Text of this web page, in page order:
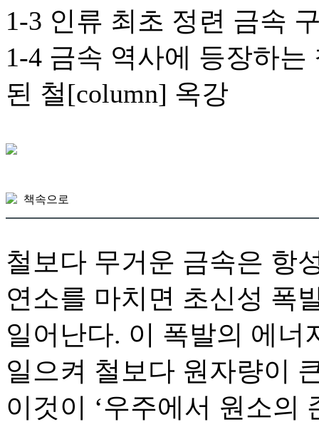
1-3 인류 최초 정련 금속
1-4 금속 역사에 등장하
된 철[column] 옥강
책속으로
철보다 무거운 금속은 항
연소를 마치면 초신성 폭
일어난다. 이 폭발의 에너
일으켜 철보다 원자량이
이것이 ‘우주에서 원소의